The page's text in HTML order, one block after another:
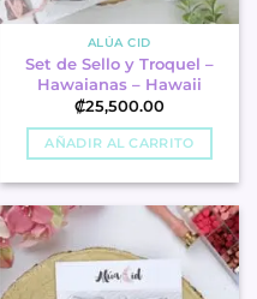
ALÚA CID
Set de Sello y Troquel –
Hawaianas – Hawaii
₡25,500.00
AÑADIR AL CARRITO